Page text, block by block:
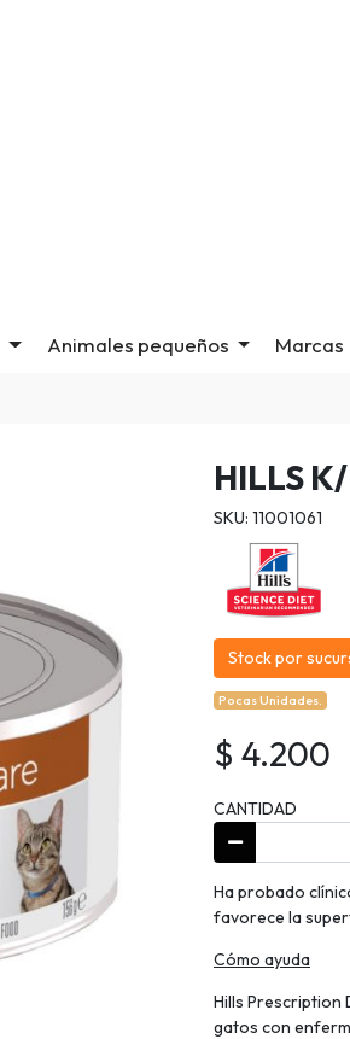
Animales pequeños Marcas
HILLS
SKU: 11001061
Stock por
Pocas Unidades.
$ 4.200
CANTIDAD
Ha probado
favorece la
Cómo ayuda
Hills Prescription
gatos con